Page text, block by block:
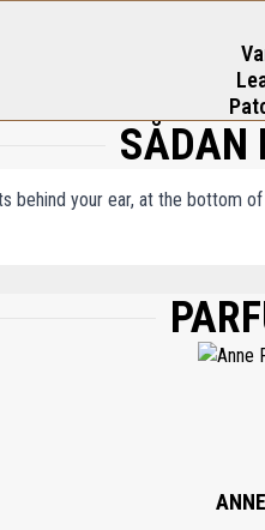
SÅDAN
behind your ear, at the bottom
BENZYL SALICYLATE, BHT,